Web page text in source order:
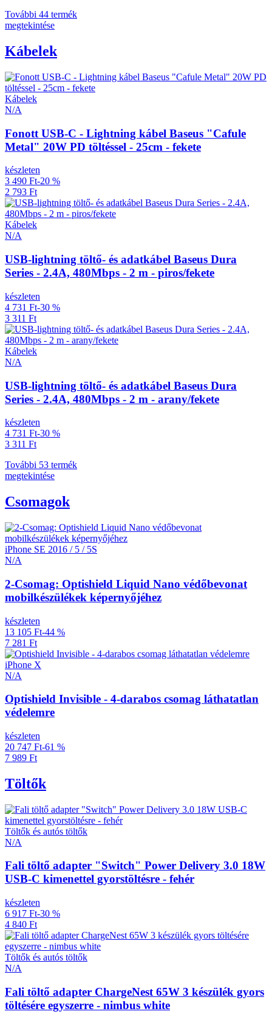
További 44 termék
megtekintése
Kábelek
Kábelek
N/A
Fonott USB-C - Lightning kábel Baseus "Cafule
Metal" 20W PD töltéssel - 25cm - fekete
készleten
3 490 Ft-20 %
2 793 Ft
Kábelek
N/A
USB-lightning töltő- és adatkábel Baseus Dura
Series - 2.4A, 480Mbps - 2 m - piros/fekete
készleten
4 731 Ft-30 %
3 311 Ft
Kábelek
N/A
USB-lightning töltő- és adatkábel Baseus Dura
Series - 2.4A, 480Mbps - 2 m - arany/fekete
készleten
4 731 Ft-30 %
3 311 Ft
További 53 termék
megtekintése
Csomagok
iPhone SE 2016 / 5 / 5S
N/A
2-Csomag: Optishield Liquid Nano védőbevonat
mobilkészülékek képernyőjéhez
készleten
13 105 Ft-44 %
7 281 Ft
iPhone X
N/A
Optishield Invisible - 4-darabos csomag láthatatlan
védelemre
készleten
20 747 Ft-61 %
7 989 Ft
Töltők
Töltők és autós töltők
N/A
Fali töltő adapter "Switch" Power Delivery 3.0 18W
USB-C kimenettel gyorstöltésre - fehér
készleten
6 917 Ft-30 %
4 840 Ft
Töltők és autós töltők
N/A
Fali töltő adapter ChargeNest 65W 3 készülék gyors
töltésére egyszerre - nimbus white